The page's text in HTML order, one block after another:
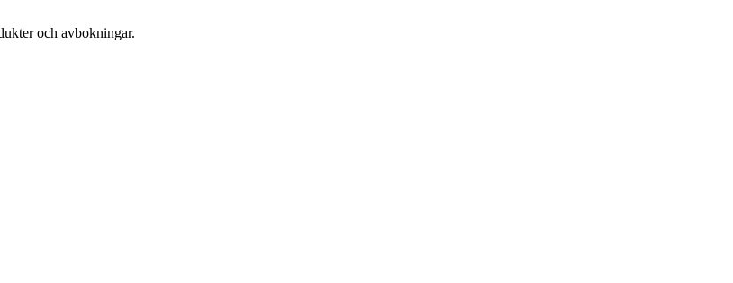
och avbokningar.